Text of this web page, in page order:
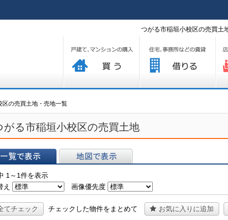
つがる市稲垣小校区の売買土
区の売買土地・売地一覧
がる市稲垣小校区の売買土地
1～1件を表示
え
画像優先度
てチェック チェックした物件をまとめて お気に入りに追加